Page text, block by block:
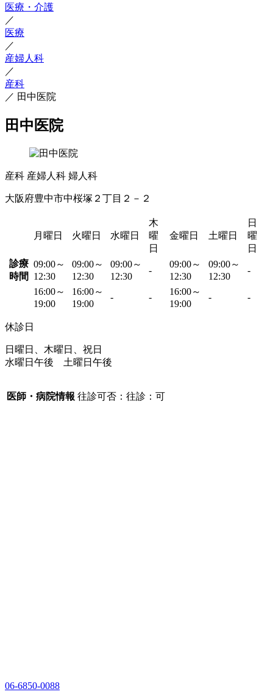
医療・介護
／
医療
／
産婦人科
／
産科
／ 田中医院
田中医院
産科 産婦人科 婦人科
大阪府豊中市中桜塚２丁目２－２
月曜日 火曜日 水曜日
木
曜
日
金曜日 土曜日
日
曜
日
診療
時間
09:00～
12:30
09:00～
12:30
09:00～
12:30
-
09:00～
12:30
09:00～
12:30
-
16:00～
19:00
16:00～
19:00
- -
16:00～
19:00
- -
休診日
日曜日、木曜日、祝日
水曜日午後 土曜日午後
医師・病院情報 往診可否：往診：可
06-6850-0088